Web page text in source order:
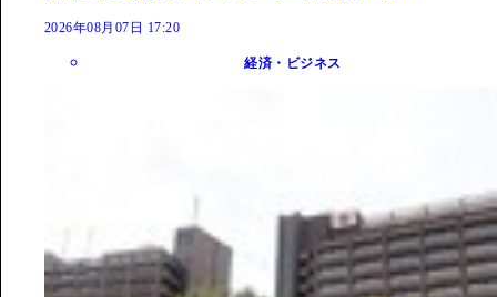
2026年08月07日 17:20
経済・ビジネス